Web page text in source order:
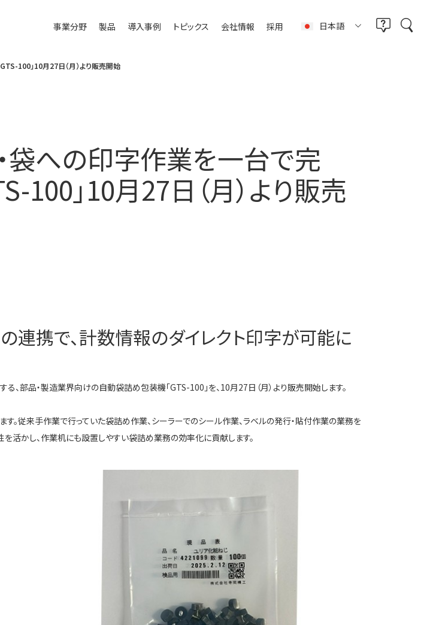
事業分野 製品 導入事例 トピックス 会社情報 採用 日本語
100」10月27日（月）より販売開始
袋への印字作業を一台で完
」10月27日（月）より販売
連携で、計数情報のダイレクト印字が可能に
部品・製造業界向けの自動袋詰め包装機「GTS-100」を、10月27日（月）より販売開始します。
。従来手作業で行っていた袋詰め作業、シーラーでのシール作業、ラベルの発行・貼付作業の業務を
活かし、作業机にも設置しやすい袋詰め業務の効率化に貢献します。